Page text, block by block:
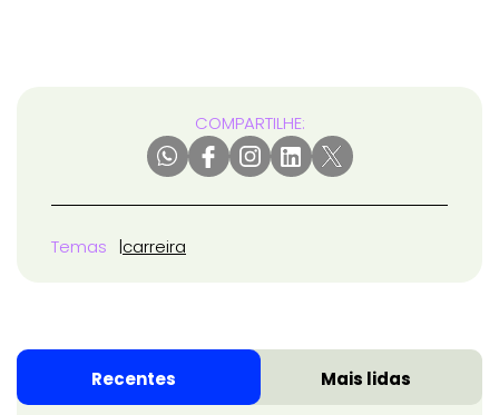
COMPARTILHE:
Temas carreira
Recentes Mais lidas